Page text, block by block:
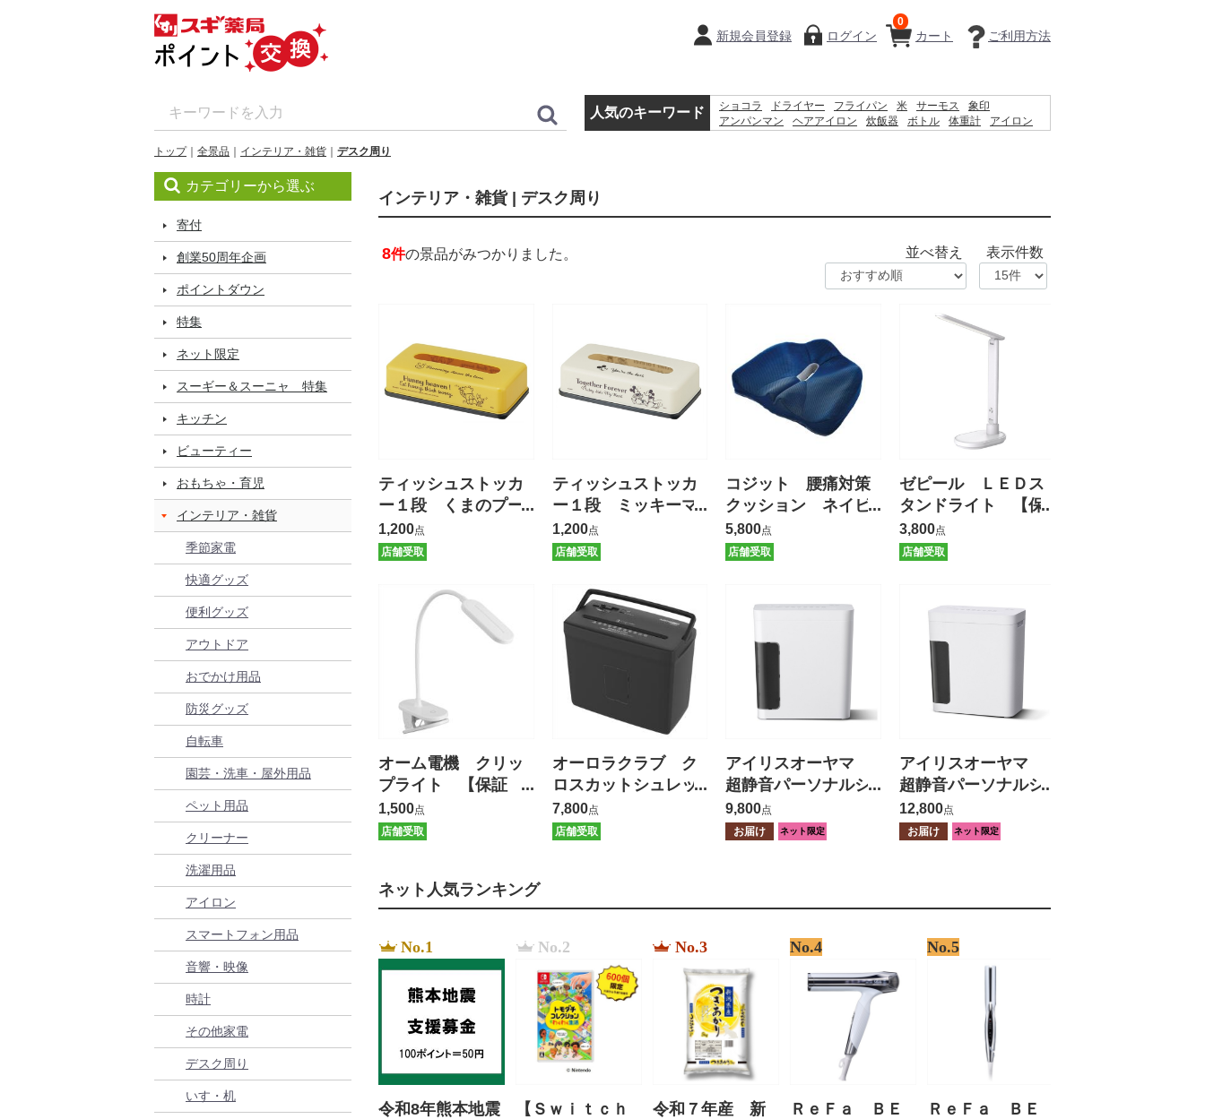
カート
0
ご利用方法
新規会員登録 ログイン
人気のキーワード ショコラ ドライヤー フライパン 米 サーモス
象印
アンパンマン
ヘアアイロン 炊飯器 ボトル 体重計
アイロン
トップ 全景品 インテリア・雑貨 デスク周り
カテゴリーから選ぶ
寄付
創業50周年企画
ポイントダウン
特集
ネット限定
スーギー＆スーニャ 特集
キッチン
ビューティー
おもちゃ・育児
インテリア・雑貨
季節家電
快適グッズ
便利グッズ
アウトドア
おでかけ用品
防災グッズ
自転車
園芸・洗車・屋外用品
ペット用品
クリーナー
洗濯用品
アイロン
スマートフォン用品
音響・映像
時計
その他家電
デスク周り
いす・机
インテリア・雑貨 | デスク周り
8件の景品がみつかりました。 並べ替え 表示件数
ティッシュストッカ
ー１段 くまのプー
さん
1,200点
店舗受取
ティッシュストッカ
ー１段 ミッキーマ
ウス
1,200点
店舗受取
コジット 腰痛対策
クッション ネイビ
ー
5,800点
店舗受取
ゼピール ＬＥＤス
タンドライト 【保
証有】
3,800点
店舗受取
オーム電機 クリッ
プライト 【保証
有】
1,500点
店舗受取
オーロラクラブ ク
ロスカットシュレッ
ダー 【保証有】
7,800点
店舗受取
アイリスオーヤマ
超静音パーソナルシ
ュレッダー クロス
カット 【保証有】
9,800点
お届け
ネット限定
アイリスオーヤマ
超静音パーソナルシ
ュレッダー マイク
ロクロスカット
12,800点
お届け
ネット限定
ネット人気ランキング
No.1
令和8年熊本地震
No.2
【Ｓｗｉｔｃｈ
No.3
令和７年産 新
No.4
ＲｅＦａ ＢＥ
No.5
ＲｅＦａ ＢＥ